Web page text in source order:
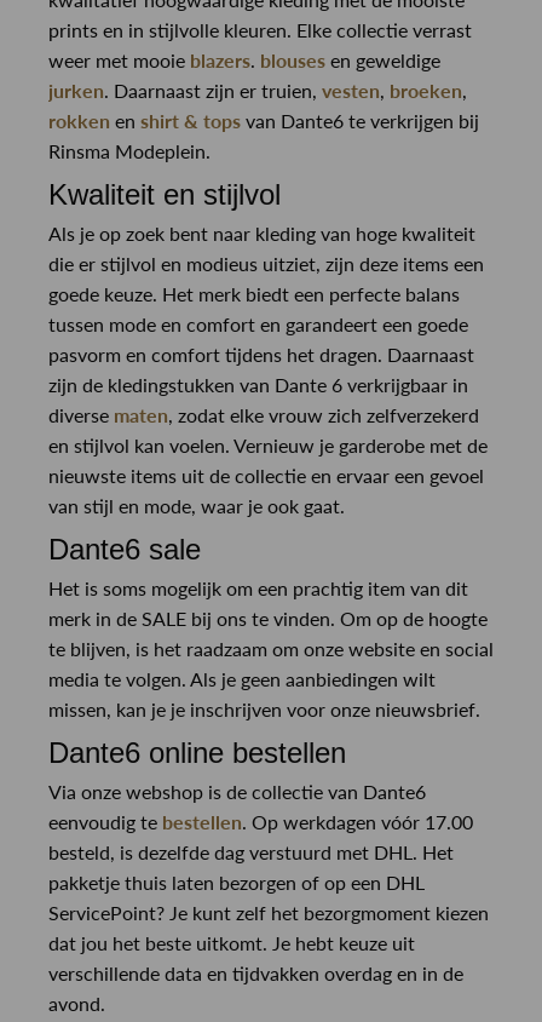
prints en in stijlvolle kleuren. Elke collectie verrast
weer met mooie blazers blouses en geweldige
jurken . Daarnaast zijn er truien, vesten broeken
rokken en shirt & tops van Dante6 te verkrijgen bij
Rinsma Modeplein.
Kwaliteit en stijlvol
Als je op zoek bent naar kleding van hoge kwaliteit
die er stijlvol en modieus uitziet, zijn deze items een
goede keuze. Het merk biedt een perfecte balans
tussen mode en comfort en garandeert een goede
pasvorm en comfort tijdens het dragen. Daarnaast
zijn de kledingstukken van Dante 6 verkrijgbaar in
diverse maten , zodat elke vrouw zich zelfverzekerd
en stijlvol kan voelen. Vernieuw je garderobe met de
nieuwste items uit de collectie en ervaar een gevoel
van stijl en mode, waar je ook gaat.
Dante6 sale
Het is soms mogelijk om een prachtig item van dit
merk in de SALE bij ons te vinden. Om op de hoogte
te blijven, is het raadzaam om onze website en social
media te volgen. Als je geen aanbiedingen wilt
missen, kan je je inschrijven voor onze nieuwsbrief.
Dante6 online bestellen
Via onze webshop is de collectie van Dante6
eenvoudig te bestellen . Op werkdagen vóór 17.00
besteld, is dezelfde dag verstuurd met DHL. Het
pakketje thuis laten bezorgen of op een DHL
ServicePoint? Je kunt zelf het bezorgmoment kiezen
dat jou het beste uitkomt. Je hebt keuze uit
verschillende data en tijdvakken overdag en in de
avond.